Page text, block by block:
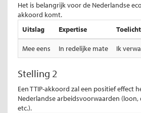
Het is belangrijk voor de Nederlandse
akkoord komt.
Uitslag
Expertise
Mee eens In redelijke mate Ik
Stelling 2
Een TTIP-akkoord zal een positief effect
Nederlandse arbeidsvoorwaarden
etc.).